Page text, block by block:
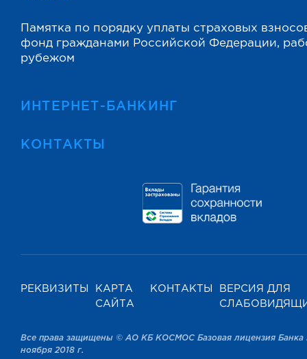
Памятка по порядку уплаты страховых
фонд гражданами Российской Федерации,
рубежом
ИНТЕРНЕТ-БАНКИНГ
КОНТАКТЫ
РЕКВИЗИТЫ
КАРТА
САЙТА
КОНТАКТЫ
ВЕРСИЯ ДЛЯ
Все права защищены © АО КБ КОСМОС Базовая лицензия Банка
ноября 2018 г.